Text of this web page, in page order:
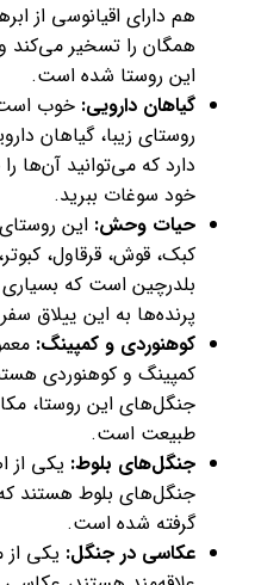
هم دارای اقیانوسی از
همگان را تسخیر می‌کند
این روستا شده است.
گیاهان دارویی: خوب است
روستای زیبا، گیاهان
دارد که می‌توانید آن‌ها
خود سوغات ببرید.
حیات وحش: این
کبک، قوش، قرقاول،
بلدرچین است که بسیاری
پرنده‌ها به این ییلاق
کوهنوردی و کمپینگ:
کمپینگ و کوهنوردی
جنگل‌های این روستا،
طبیعت است.
جنگل‌های بلوط: یکی از
جنگل‌های بلوط هستند که
گرفته شده است.
عکاسی در جنگل: یکی از